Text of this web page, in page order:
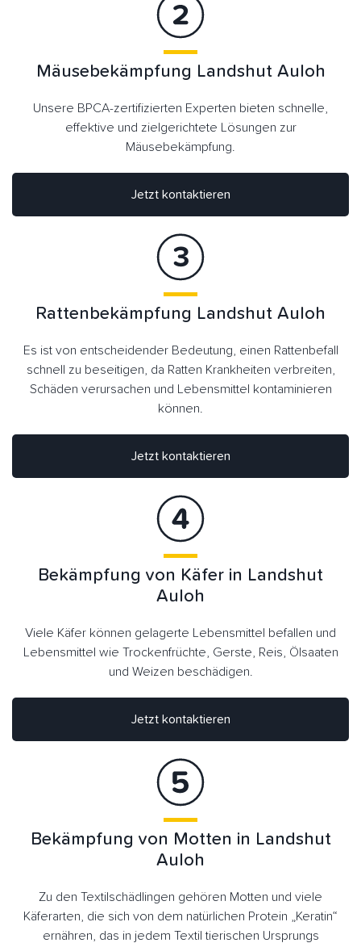
Jetzt kontaktieren
Mäusebekämpfung Landshut Auloh
Unsere BPCA-zertifizierten Experten bieten schnelle,
effektive und zielgerichtete Lösungen zur
Mäusebekämpfung.
Rattenbekämpfung Landshut Auloh
Es ist von entscheidender Bedeutung, einen Rattenbefall
schnell zu beseitigen, da Ratten Krankheiten verbreiten,
Schäden verursachen und Lebensmittel kontaminieren
können.
Jetzt kontaktieren
Jetzt kontaktieren
Bekämpfung von Käfer in Landshut
Auloh
Viele Käfer können gelagerte Lebensmittel befallen und
Lebensmittel wie Trockenfrüchte, Gerste, Reis, Ölsaaten
und Weizen beschädigen.
Bekämpfung von Motten in Landshut
Auloh
Zu den Textilschädlingen gehören Motten und viele
Käferarten, die sich von dem natürlichen Protein „Keratin“
ernähren, das in jedem Textil tierischen Ursprungs